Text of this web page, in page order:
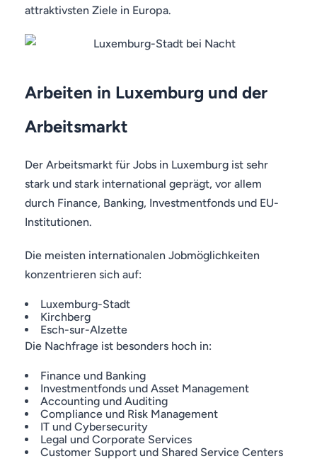
attraktivsten Ziele in Europa.
Arbeiten in Luxemburg und der
Arbeitsmarkt
Der Arbeitsmarkt für Jobs in Luxemburg ist sehr
stark und stark international geprägt, vor allem
durch Finance, Banking, Investmentfonds und EU-
Institutionen.
Die meisten internationalen Jobmöglichkeiten
konzentrieren sich auf:
Luxemburg-Stadt
Kirchberg
Esch-sur-Alzette
Die Nachfrage ist besonders hoch in:
Finance und Banking
Investmentfonds und Asset Management
Accounting und Auditing
Compliance und Risk Management
IT und Cybersecurity
Legal und Corporate Services
Customer Support und Shared Service Centers